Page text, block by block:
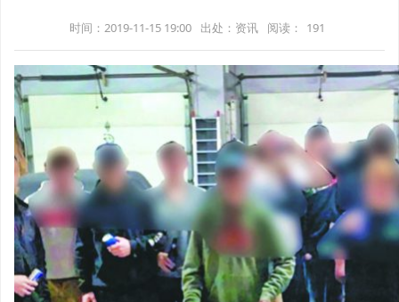
时间：2019-11-15 19:00 出处：资讯 阅读： 191